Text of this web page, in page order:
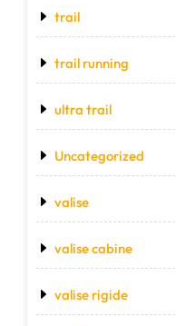
trail
trail running
ultra trail
Uncategorized
valise
valise cabine
valise rigide